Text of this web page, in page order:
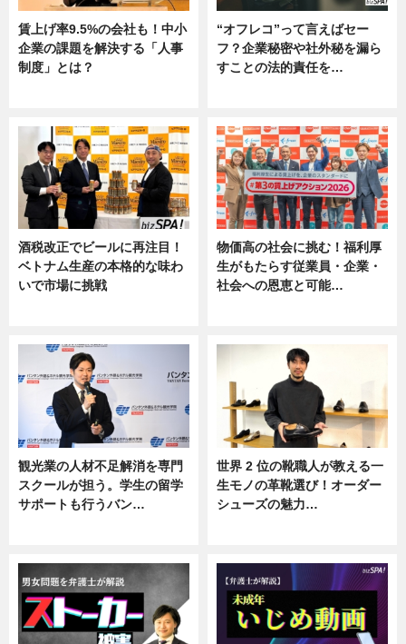
賃上げ率9.5%の会社も！中小
企業の課題を解決する「人事
制度」とは？
“オフレコ”って言えばセー
フ？企業秘密や社外秘を漏ら
すことの法的責任を…
酒税改正でビールに再注目！
ベトナム生産の本格的な味わ
いで市場に挑戦
物価高の社会に挑む！福利厚
生がもたらす従業員・企業・
社会への恩恵と可能…
観光業の人材不足解消を専門
スクールが担う。学生の留学
サポートも行うバン…
世界 2 位の靴職人が教える一
生モノの革靴選び！オーダー
シューズの魅力…